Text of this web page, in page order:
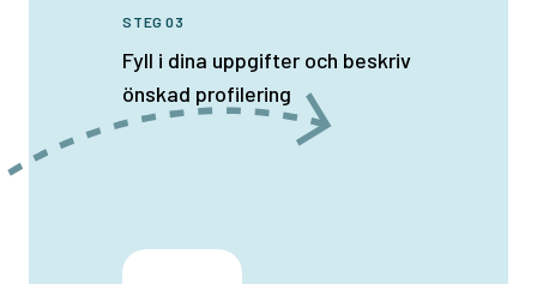
STEG 03
Fyll i dina uppgifter och beskriv
önskad profilering